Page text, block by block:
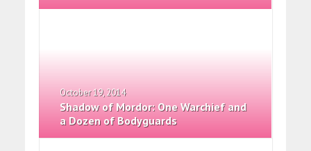
October 19, 2014
Shadow of Mordor: One Warchief and
a Dozen of Bodyguards